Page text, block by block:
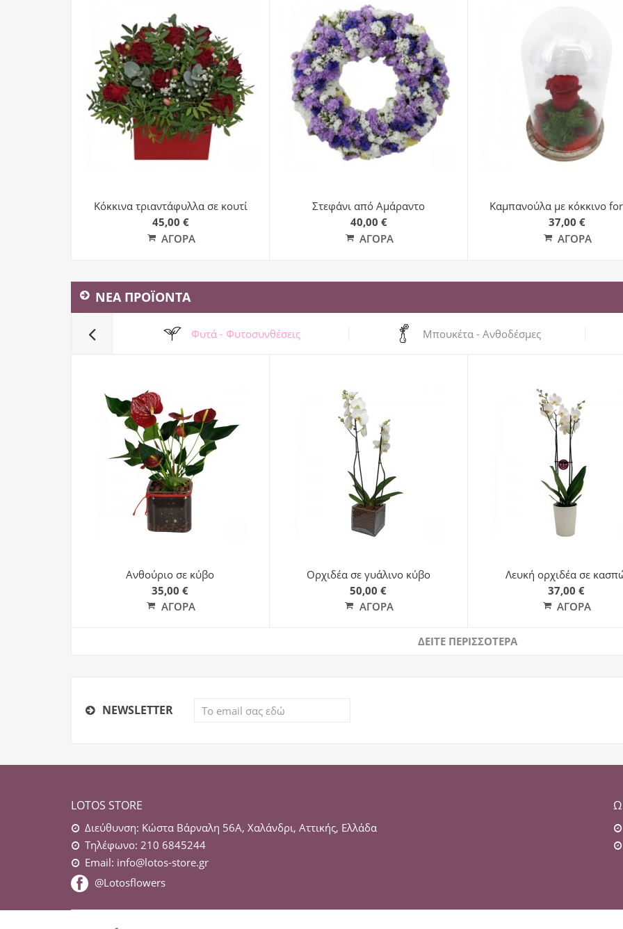
Κόκκινα τριαντάφυλλα σε κουτί
45,00 €
ΑΓΟΡΆ
Στεφάνι από Αμάραντο
40,00 €
ΑΓΟΡΆ
Καμπανούλα με κόκκινο
37,00 €
ΑΓΟΡΆ
ΝΕΑ ΠΡΟΪΟΝΤΑ
Φυτά - Φυτοσυνθέσεις Μπουκέτα - Ανθοδέσμες
Ανθούριο σε κύβο
35,00 €
ΑΓΟΡΆ
Ορχιδέα σε γυάλινο κύβο
50,00 €
ΑΓΟΡΆ
Λευκή ορχιδέα σε
37,00 €
ΑΓΟΡΆ
NEWSLETTER
LOTOS STORE
Διεύθυνση: Κώστα Βάρναλη 56Α, Χαλάνδρι, Αττικής, Ελλάδα
Τηλέφωνο: 210 6845244
Email: info@lotos-store.gr
@Lotosflowers